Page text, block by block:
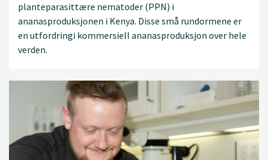
planteparasittære nematoder (PPN) i
ananasproduksjonen i Kenya. Disse små rundormene er
en utfordringi kommersiell ananasproduksjon over hele
verden.